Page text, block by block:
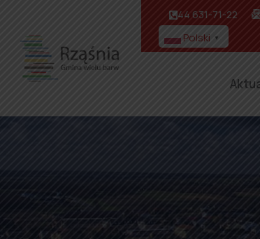
44 631-71-22
Polski ▼